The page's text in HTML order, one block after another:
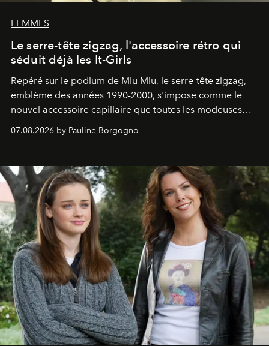
FEMMES
Le serre-tête zigzag, l'accessoire rétro qui
séduit déjà les It-Girls
Repéré sur le podium de Miu Miu, le serre-tête zigzag,
emblème des années 1990-2000, s'impose comme le
nouvel accessoire capillaire que toutes les modeuses
07.08.2026 by Pauline Borgogno